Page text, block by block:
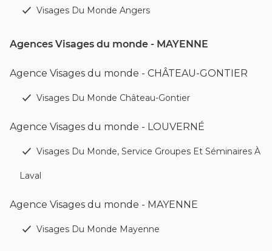
Visages Du Monde Angers
Agences Visages du monde - MAYENNE
Agence Visages du monde - CHÂTEAU-GONTIER
Visages Du Monde Château-Gontier
Agence Visages du monde - LOUVERNÉ
Visages Du Monde, Service Groupes Et Séminaires À
Laval
Agence Visages du monde - MAYENNE
Visages Du Monde Mayenne